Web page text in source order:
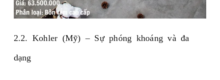
2.2. Kohler (Mỹ) – Sự phóng khoáng và đa
dạng